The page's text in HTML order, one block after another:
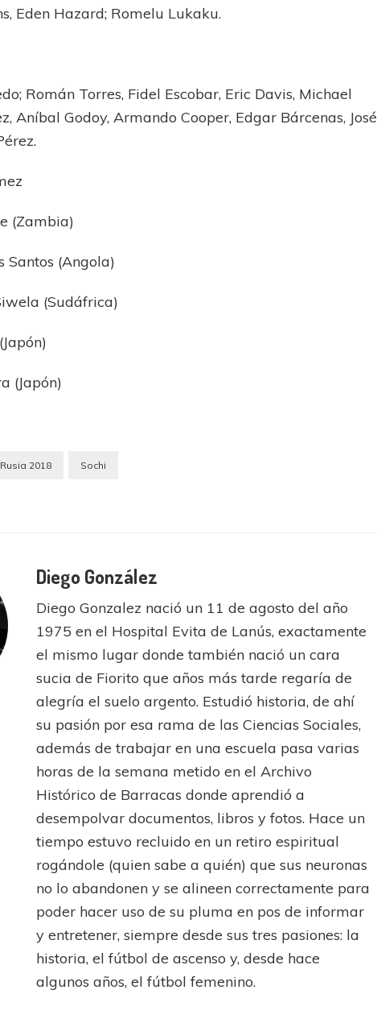
Eden Hazard; Romelu Lukaku.
Román Torres, Fidel Escobar, Eric Davis, Michael
Aníbal Godoy, Armando Cooper, Edgar Bárcenas, José
(Zambia)
Santos (Angola)
(Sudáfrica)
(Japón)
Rusia 2018 Sochi
Diego González
Diego Gonzalez nació un 11 de agosto del año
1975 en el Hospital Evita de Lanús, exactamente
el mismo lugar donde también nació un cara
sucia de Fiorito que años más tarde regaría de
alegría el suelo argento. Estudió historia, de ahí
su pasión por esa rama de las Ciencias Sociales,
además de trabajar en una escuela pasa varias
horas de la semana metido en el Archivo
Histórico de Barracas donde aprendió a
desempolvar documentos, libros y fotos. Hace un
tiempo estuvo recluido en un retiro espiritual
rogándole (quien sabe a quién) que sus neuronas
no lo abandonen y se alineen correctamente para
poder hacer uso de su pluma en pos de informar
y entretener, siempre desde sus tres pasiones: la
historia, el fútbol de ascenso y, desde hace
algunos años, el fútbol femenino.
FÚTBOL FEMENINO
jugará ante Estrella del Sur en el
Federal